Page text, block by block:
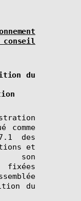
conseil
du
des
et
son
fixées
du